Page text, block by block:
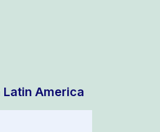
Latin America